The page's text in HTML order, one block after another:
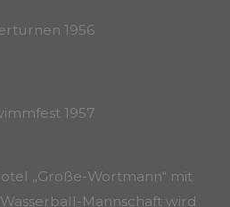
1956
1957
„Große-Wortmann“ mit
Mannschaft wird